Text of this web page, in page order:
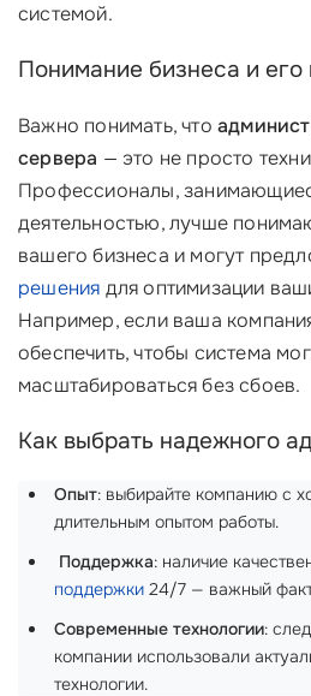
системой.
Понимание бизнеса и его
Важно понимать, что
сервера — это не просто
Профессионалы,
деятельностью, лучше
вашего бизнеса и могут
решения для оптимизации
Например, если ваша
обеспечить, чтобы система
масштабироваться без сбоев.
Как выбрать надежного
Опыт: выбирайте компанию с
длительным опытом работы.
Поддержка: наличие
поддержки 24/7 — важный
Современные технологии:
компании использовали
технологии.